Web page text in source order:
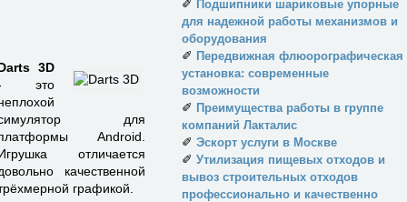
3D
это
для
Android.
отличается
качественной
графикой.
✐ Подшипники шариковые упорные
для надежной работы механизмов и
оборудования
✐ Передвижная флюорографическая
установка: современные
возможности
✐ Преимущества работы в группе
компаний Лакталис
✐ Эскорт услуги в Москве
✐ Утилизация пищевых отходов и
вывоз строительных отходов
профессионально и качественно